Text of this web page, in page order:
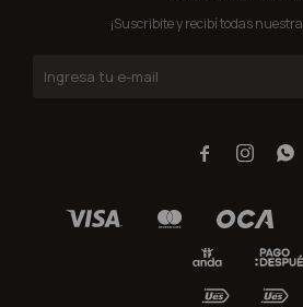
¡Suscribite y recibí todas
  